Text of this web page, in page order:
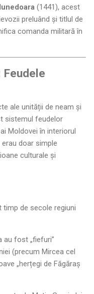
(1441), acest
preluând și titlul de
comanda militară în
Feudele
ale unității de neam și
sistemul feudelor
Moldovei în interiorul
doar simple
culturale și
timp de secole regiuni
au fost „fiefuri”
(precum Mircea cel
„herțegi de Făgăraș